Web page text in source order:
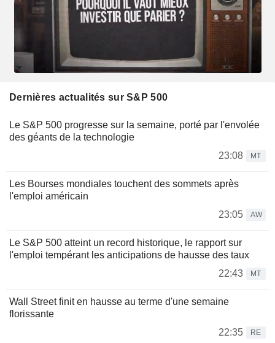
Dernières actualités sur S&P 500
Le S&P 500 progresse sur la semaine, porté par l'envolée
des géants de la technologie
23:08
MT
Les Bourses mondiales touchent des sommets après
l'emploi américain
23:05
AW
Le S&P 500 atteint un record historique, le rapport sur
l'emploi tempérant les anticipations de hausse des taux
22:43
MT
Wall Street finit en hausse au terme d'une semaine
florissante
22:35
RE